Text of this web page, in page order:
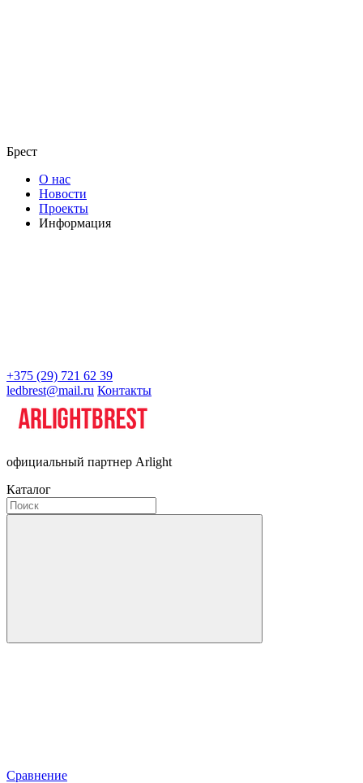
Брест
О нас
Новости
Проекты
Информация
+375 (29) 721 62 39
ledbrest@mail.ru Контакты
официальный партнер Arlight
Каталог
Сравнение